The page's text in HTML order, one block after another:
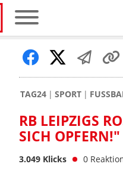
TAG24 SPORT
RB LEIPZIGS
SICH OPFERN!"
3.049 Klicks 0